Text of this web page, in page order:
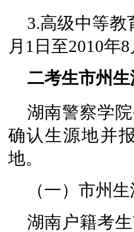
3.高级中等教
月1日至2010年
二考生市州
湖南警察学
确认生源地并
地。
（一）市州
湖南户籍考